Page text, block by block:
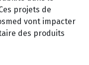
projets de
vont impacter
des produits